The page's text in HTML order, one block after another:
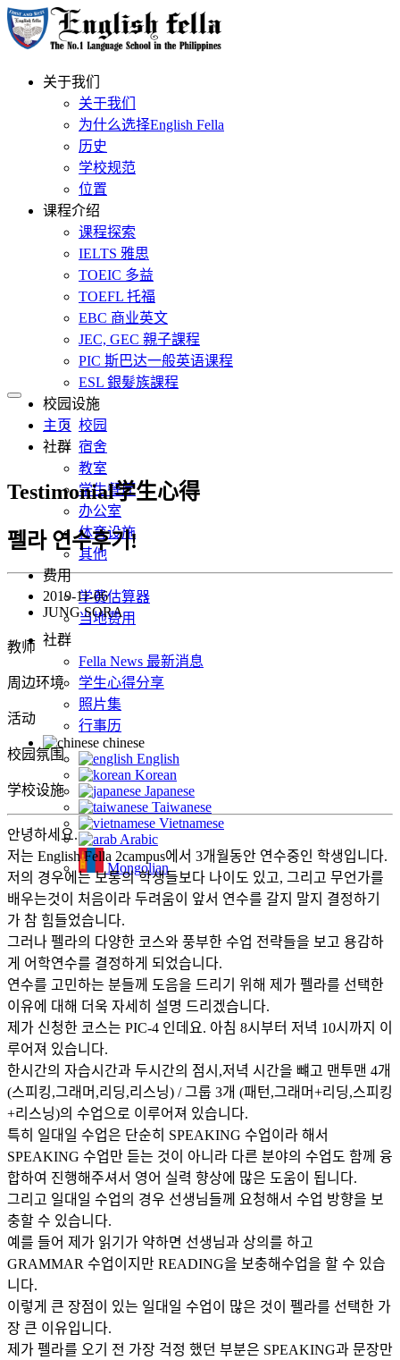
关于我们
关于我们
为什么选择English Fella
历史
学校规范
位置
课程介绍
课程探索
IELTS 雅思
TOEIC 多益
TOEFL 托福
EBC 商业英文
JEC, GEC 親子課程
PIC 斯巴达一般英语课程
ESL 銀髮族課程
校园设施
校园
宿舍
教室
学生餐厅
办公室
体育设施
其他
费用
学费估算器
当地费用
社群
Fella News 最新消息
学生心得分享
照片集
行事历
chinese
English
Korean
Japanese
Taiwanese
Vietnamese
Arabic
Mongolian
主页
社群
Testimonial学生心得
펠라 연수후기!
2019-11-06
JUNG SORA
教师
周边环境
活动
校园氛围
学校设施
안녕하세요.
저는 English Fella 2campus에서 3개월동안 연수중인 학생입니다.
저의 경우에는 보통의 학생들보다 나이도 있고, 그리고 무언가를
배우는것이 처음이라 두려움이 앞서 연수를 갈지 말지 결정하기
가 참 힘들었습니다.
그러나 펠라의 다양한 코스와 풍부한 수업 전략들을 보고 용감하
게 어학연수를 결정하게 되었습니다.
연수를 고민하는 분들께 도음을 드리기 위해 제가 펠라를 선택한
이유에 대해 더욱 자세히 설명 드리겠습니다.
제가 신청한 코스는 PIC-4 인데요. 아침 8시부터 저녁 10시까지 이
루어져 있습니다.
한시간의 자습시간과 두시간의 점시,저녁 시간을 뺴고 맨투맨 4개
(스피킹,그래머,리딩,리스닝) / 그룹 3개 (패턴,그래머+리딩,스피킹
+리스닝)의 수업으로 이루어져 있습니다.
특히 일대일 수업은 단순히 SPEAKING 수업이라 해서
SPEAKING 수업만 듣는 것이 아니라 다른 분야의 수업도 함께 융
합하여 진행해주셔서 영어 실력 향상에 많은 도움이 됩니다.
그리고 일대일 수업의 경우 선생님들께 요청해서 수업 방향을 보
충할 수 있습니다.
예를 들어 제가 읽기가 약하면 선생님과 상의를 하고
GRAMMAR 수업이지만 READING을 보충해수업을 할 수 있습
니다.
이렇게 큰 장점이 있는 일대일 수업이 많은 것이 펠라를 선택한 가
장 큰 이유입니다.
제가 펠라를 오기 전 가장 걱정 했던 부분은 SPEAKING과 문장만